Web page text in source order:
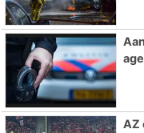
AZ